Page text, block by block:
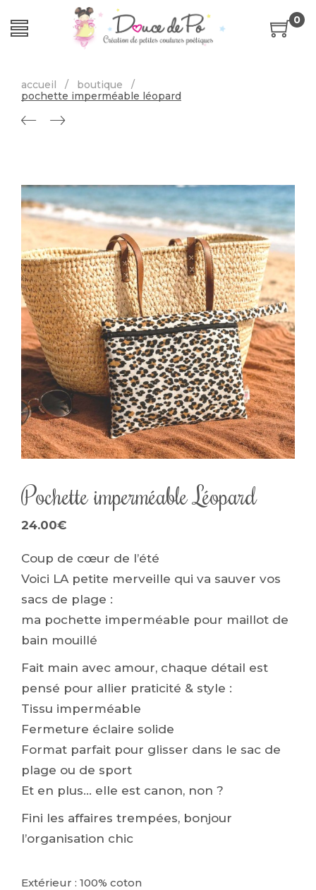
0
accueil / boutique
/
pochette imperméable léopard
Pochette imperméable Léopard
24.00€
Coup de cœur de l’été
Voici LA petite merveille qui va sauver vos
sacs de plage :
ma pochette imperméable pour maillot de
bain mouillé
Fait main avec amour, chaque détail est
pensé pour allier praticité & style :
Tissu imperméable
Fermeture éclaire solide
Format parfait pour glisser dans le sac de
plage ou de sport
Et en plus… elle est canon, non ?
Fini les affaires trempées, bonjour
l’organisation chic
Extérieur : 100% coton